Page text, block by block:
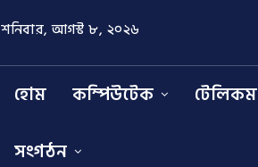
শনিবার, আগস্ট ৮, ২০২৬
হোম কম্পিউটেক টেলিকম
সংগঠন